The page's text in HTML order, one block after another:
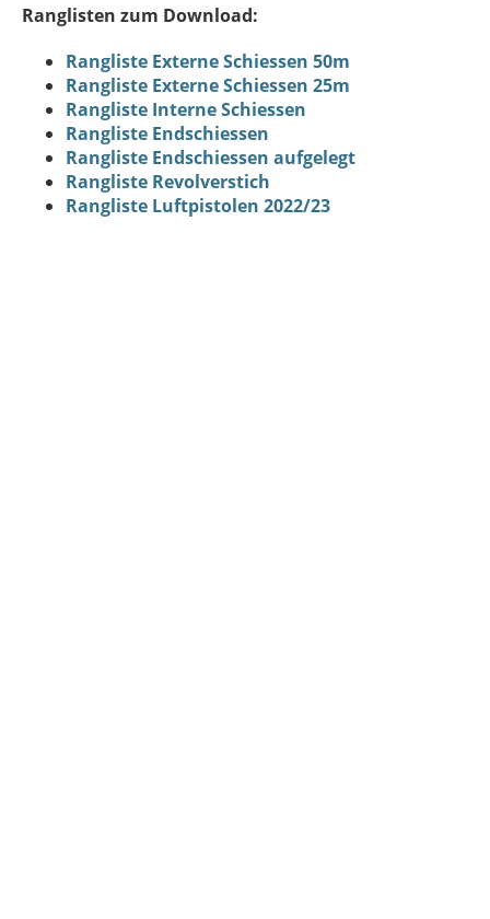
Ranglisten zum Download:
Rangliste Externe Schiessen 50m
Rangliste Externe Schiessen 25m
Rangliste Interne Schiessen
Rangliste Endschiessen
Rangliste Endschiessen aufgelegt
Rangliste Revolverstich
Rangliste Luftpistolen 2022/23